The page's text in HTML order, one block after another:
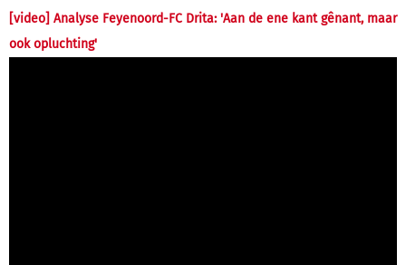
[video] Analyse Feyenoord-FC Drita: 'Aan de ene kant gênant, maar
ook opluchting'